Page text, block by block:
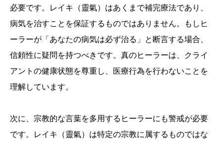
必要です。レイキ（靈氣）はあくまで補完療法であり、
病気を治すことを保証するものではありません。もしヒ
ーラーが「あなたの病気は必ず治る」と断言する場合、
信頼性に疑問を持つべきです。真のヒーラーは、クライ
アントの健康状態を尊重し、医療行為を行わないことを
理解しています。
次に、宗教的な言葉を多用するヒーラーにも警戒が必要
です。レイキ（靈氣）は特定の宗教に属するものではな